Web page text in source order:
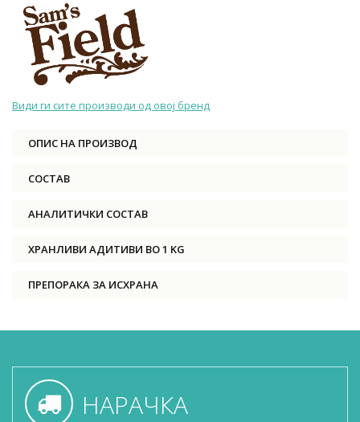
Види ги сите производи од овој бренд
ОПИС НА ПРОИЗВОД
СОСТАВ
АНАЛИТИЧКИ СОСТАВ
ХРАНЛИВИ АДИТИВИ ВО 1 KG
ПРЕПОРАКА ЗА ИСХРАНА
НАРАЧКА